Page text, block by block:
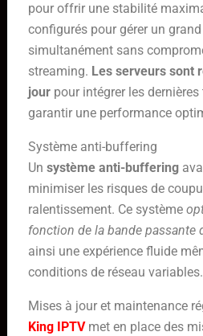
pour offrir une stabilité
configurés pour gérer un
simultanément sans
streaming. Les serveurs sont
jourpour intégrer les
garantir une performance
Système anti-buffering
Un système anti-buffering
minimiser les risques de
ralentissement. Ce système
fonction de la bande passante
ainsi une expérience fluide
conditions de réseau variables.
Mises à jour et maintenance
King IPTVmet en place des